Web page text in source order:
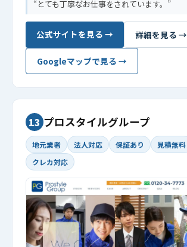
とても丁寧な゙お仕事をされています。
公式サイトを見る → 詳細を見る →
Googleマップで見る →
13 プロスタイルグループ
地元業者 法人対応 保証あり 見積無料
クレカ対応